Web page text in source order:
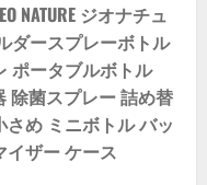
NATURE ジオナチュ
ダースプレーボトル
ポータブルボトル
除菌スプレー 詰め替
め ミニボトル バッ
イザー ケース